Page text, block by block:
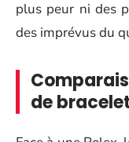
plus peur ni des
des imprévus du
de